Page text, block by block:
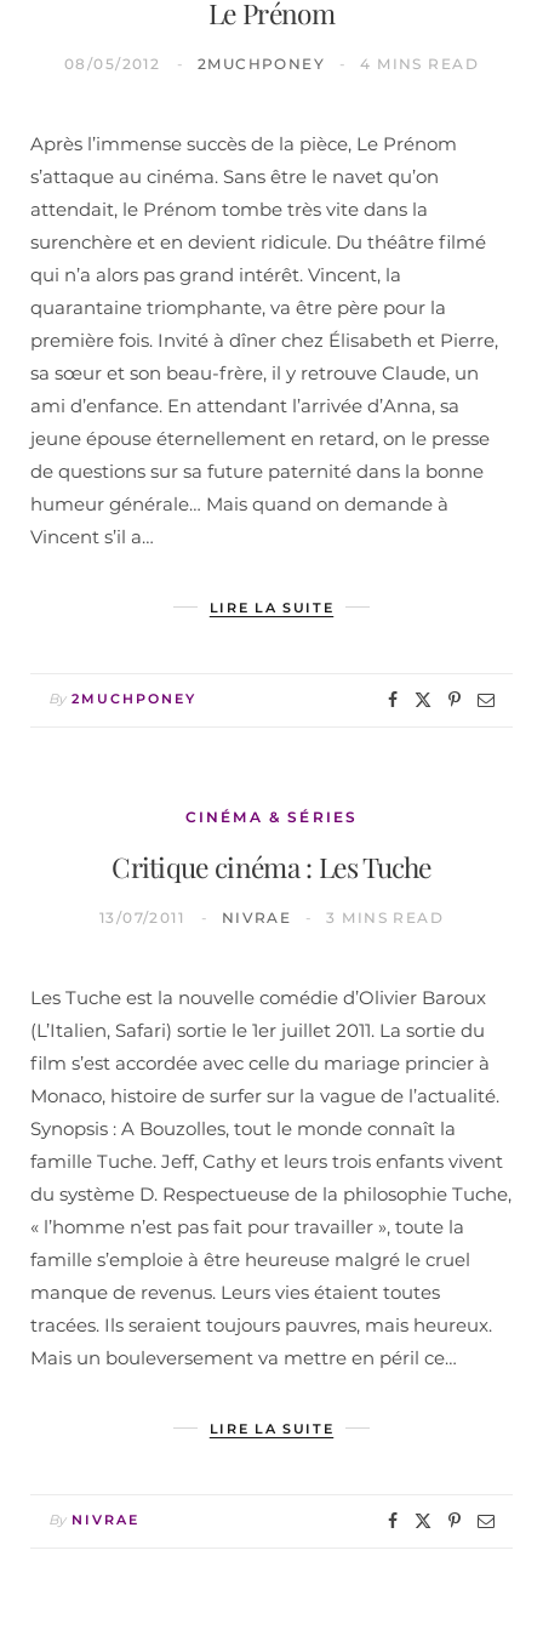
Le Prénom
08/05/2012 2MUCHPONEY 4 MINS READ
Après l’immense succès de la pièce, Le Prénom
s’attaque au cinéma. Sans être le navet qu’on
attendait, le Prénom tombe très vite dans la
surenchère et en devient ridicule. Du théâtre filmé
qui n’a alors pas grand intérêt. Vincent, la
quarantaine triomphante, va être père pour la
première fois. Invité à dîner chez Élisabeth et Pierre,
sa sœur et son beau-frère, il y retrouve Claude, un
ami d’enfance. En attendant l’arrivée d’Anna, sa
jeune épouse éternellement en retard, on le presse
de questions sur sa future paternité dans la bonne
humeur générale… Mais quand on demande à
Vincent s’il a…
LIRE LA SUITE
By 2MUCHPONEY
CINÉMA & SÉRIES
Critique cinéma : Les Tuche
13/07/2011 NIVRAE 3 MINS READ
Les Tuche est la nouvelle comédie d’Olivier Baroux
(L’Italien, Safari) sortie le 1er juillet 2011. La sortie du
film s’est accordée avec celle du mariage princier à
Monaco, histoire de surfer sur la vague de l’actualité.
Synopsis : A Bouzolles, tout le monde connaît la
famille Tuche. Jeff, Cathy et leurs trois enfants vivent
du système D. Respectueuse de la philosophie Tuche,
« l’homme n’est pas fait pour travailler », toute la
famille s’emploie à être heureuse malgré le cruel
manque de revenus. Leurs vies étaient toutes
tracées. Ils seraient toujours pauvres, mais heureux.
Mais un bouleversement va mettre en péril ce…
LIRE LA SUITE
By NIVRAE